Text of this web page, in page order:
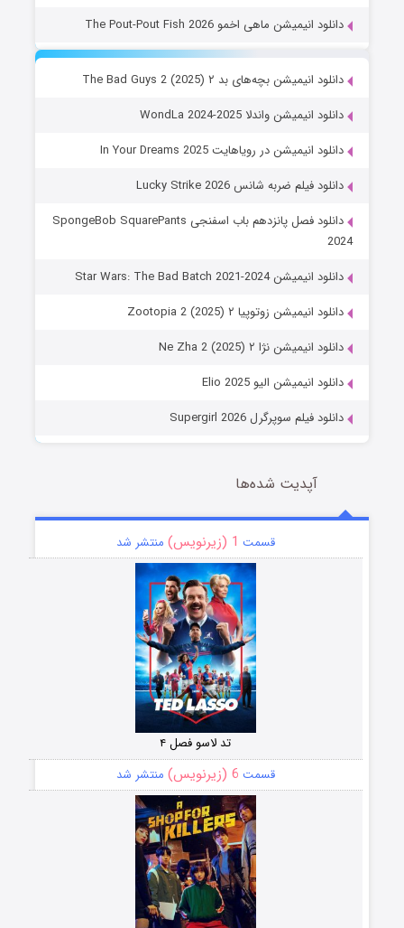
دانلود انیمیشن ماهی اخمو The Pout-Pout Fish 2026
دانلود انیمیشن بچه‌های بد ۲ The Bad Guys 2 (2025)
دانلود انیمیشن واندلا WondLa 2024-2025
دانلود انیمیشن در رویاهایت In Your Dreams 2025
دانلود فیلم ضربه شانس Lucky Strike 2026
دانلود فصل پانزدهم باب اسفنجی SpongeBob SquarePants
2024
دانلود انیمیشن Star Wars: The Bad Batch 2021-2024
دانلود انیمیشن زوتوپیا ۲ Zootopia 2 (2025)
دانلود انیمیشن نژا ۲ Ne Zha 2 (2025)
دانلود انیمیشن الیو Elio 2025
دانلود فیلم سوپرگرل Supergirl 2026
آپدیت شده‌ها
قسمت 1 (زیرنویس) منتشر شد
تد لاسو فصل ۴
قسمت 6 (زیرنویس) منتشر شد